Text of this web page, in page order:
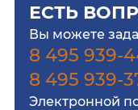
ЕСТЬ
Вы можете
8 495 939-
8 495 939-
Электронной